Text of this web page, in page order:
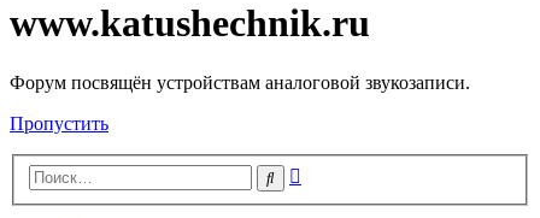
www.katushechnik.ru
Форум посвящён устройствам аналоговой звукозаписи.
Пропустить
Поиск